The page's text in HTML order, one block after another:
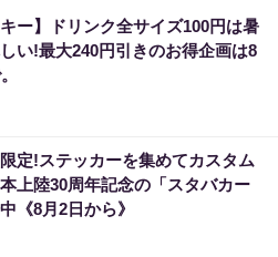
キー】ドリンク全サイズ100円は暑
い!最大240円引きのお得企画は8
定!ステッカーを集めてカスタム
上陸30周年記念の「スタバカー
《8月2日から》